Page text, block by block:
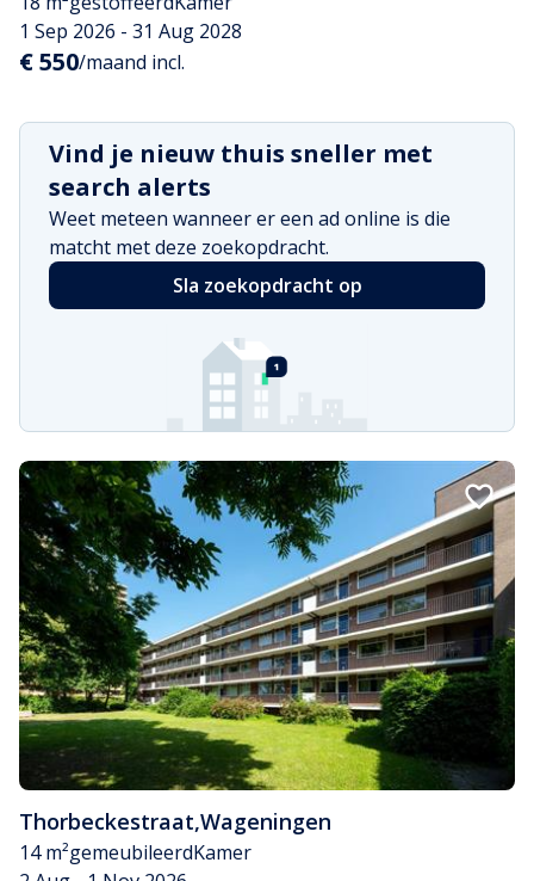
1 Sep 2026 - 31 Aug 2028
€ 550/maand incl.
Vind je nieuw thuis sneller met
search alerts
Weet meteen wanneer er een ad online is die
matcht met deze zoekopdracht.
Sla zoekopdracht op
Thorbeckestraat,Wageningen
14 m²gemeubileerdKamer